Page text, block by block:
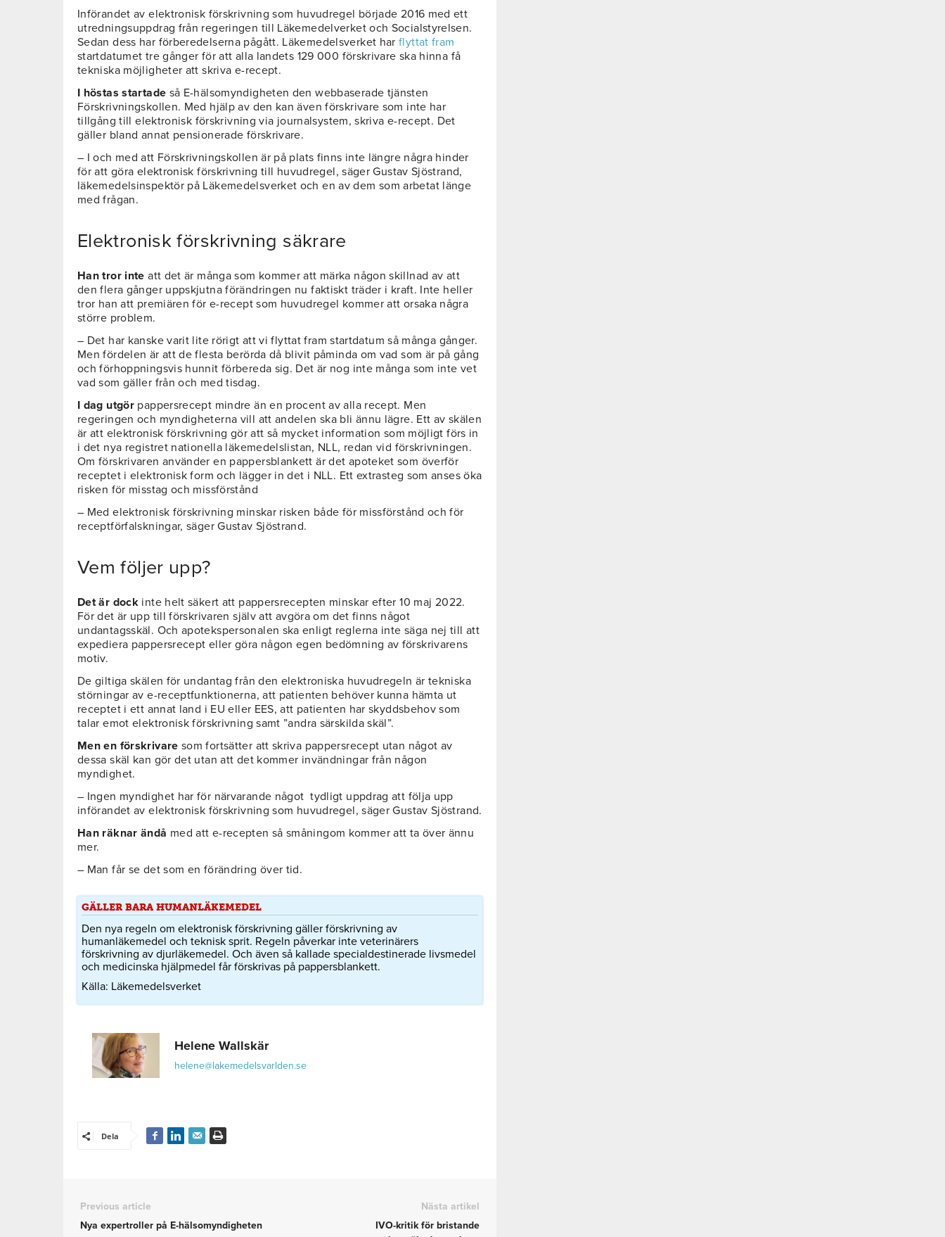
Införandet av elektronisk förskrivning som huvudregel började 2016 med ett
utredningsuppdrag från regeringen till Läkemedelverket och Socialstyrelsen.
Sedan dess har förberedelserna pågått. Läkemedelsverket harflyttat fram
startdatumet tre gånger för att alla landets 129 000 förskrivare ska hinna få
tekniska möjligheter att skriva e-recept.
I höstas startade så E-hälsomyndigheten den webbaserade tjänsten
Förskrivningskollen. Med hjälp av den kan även förskrivare som inte har
tillgång till elektronisk förskrivning via journalsystem, skriva e-recept. Det
gäller bland annat pensionerade förskrivare.
– I och med att Förskrivningskollen är på plats finns inte längre några hinder
för att göra elektronisk förskrivning till huvudregel, säger Gustav Sjöstrand,
läkemedelsinspektör på Läkemedelsverket och en av dem som arbetat länge
med frågan.
Elektronisk förskrivning säkrare
Han tror inte att det är många som kommer att märka någon skillnad av att
den flera gånger uppskjutna förändringen nu faktiskt träder i kraft. Inte heller
tror han att premiären för e-recept som huvudregel kommer att orsaka några
större problem.
– Det har kanske varit lite rörigt att vi flyttat fram startdatum så många gånger.
Men fördelen är att de flesta berörda då blivit påminda om vad som är på gång
och förhoppningsvis hunnit förbereda sig. Det är nog inte många som inte vet
vad som gäller från och med tisdag.
I dag utgör pappersrecept mindre än en procent av alla recept. Men
regeringen och myndigheterna vill att andelen ska bli ännu lägre. Ett av skälen
är att elektronisk förskrivning gör att så mycket information som möjligt förs in
i det nya registret nationella läkemedelslistan, NLL, redan vid förskrivningen.
Om förskrivaren använder en pappersblankett är det apoteket som överför
receptet i elektronisk form och lägger in det i NLL. Ett extrasteg som anses öka
risken för misstag och missförstånd
– Med elektronisk förskrivning minskar risken både för missförstånd och för
receptförfalskningar, säger Gustav Sjöstrand.
Vem följer upp?
Det är dock inte helt säkert att pappersrecepten minskar efter 10 maj 2022.
För det är upp till förskrivaren själv att avgöra om det finns något
undantagsskäl. Och apotekspersonalen ska enligt reglerna inte säga nej till att
expediera pappersrecept eller göra någon egen bedömning av förskrivarens
motiv.
De giltiga skälen för undantag från den elektroniska huvudregeln är tekniska
störningar av e-receptfunktionerna, att patienten behöver kunna hämta ut
receptet i ett annat land i EU eller EES, att patienten har skyddsbehov som
talar emot elektronisk förskrivning samt ”andra särskilda skäl”.
Men en förskrivare som fortsätter att skriva pappersrecept utan något av
dessa skäl kan gör det utan att det kommer invändningar från någon
myndighet.
– Ingen myndighet har för närvarande något tydligt uppdrag att följa upp
införandet av elektronisk förskrivning som huvudregel, säger Gustav Sjöstrand.
Han räknar ändå med att e-recepten så småningom kommer att ta över ännu
mer.
– Man får se det som en förändring över tid.
GÄLLER BARA HUMANLÄKEMEDEL
Den nya regeln om elektronisk förskrivning gäller förskrivning av
humanläkemedel och teknisk sprit. Regeln påverkar inte veterinärers
förskrivning av djurläkemedel. Och även så kallade specialdestinerade livsmedel
och medicinska hjälpmedel får förskrivas på pappersblankett.
Källa: Läkemedelsverket
Helene Wallskär
helene@lakemedelsvarlden.se
Dela
Previous article
Nya expertroller på E-hälsomyndigheten
Nästa artikel
IVO-kritik för bristande